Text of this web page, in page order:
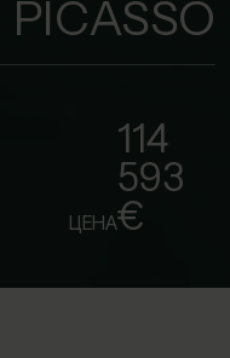
PICASSO
ЦЕНА
114
593
€